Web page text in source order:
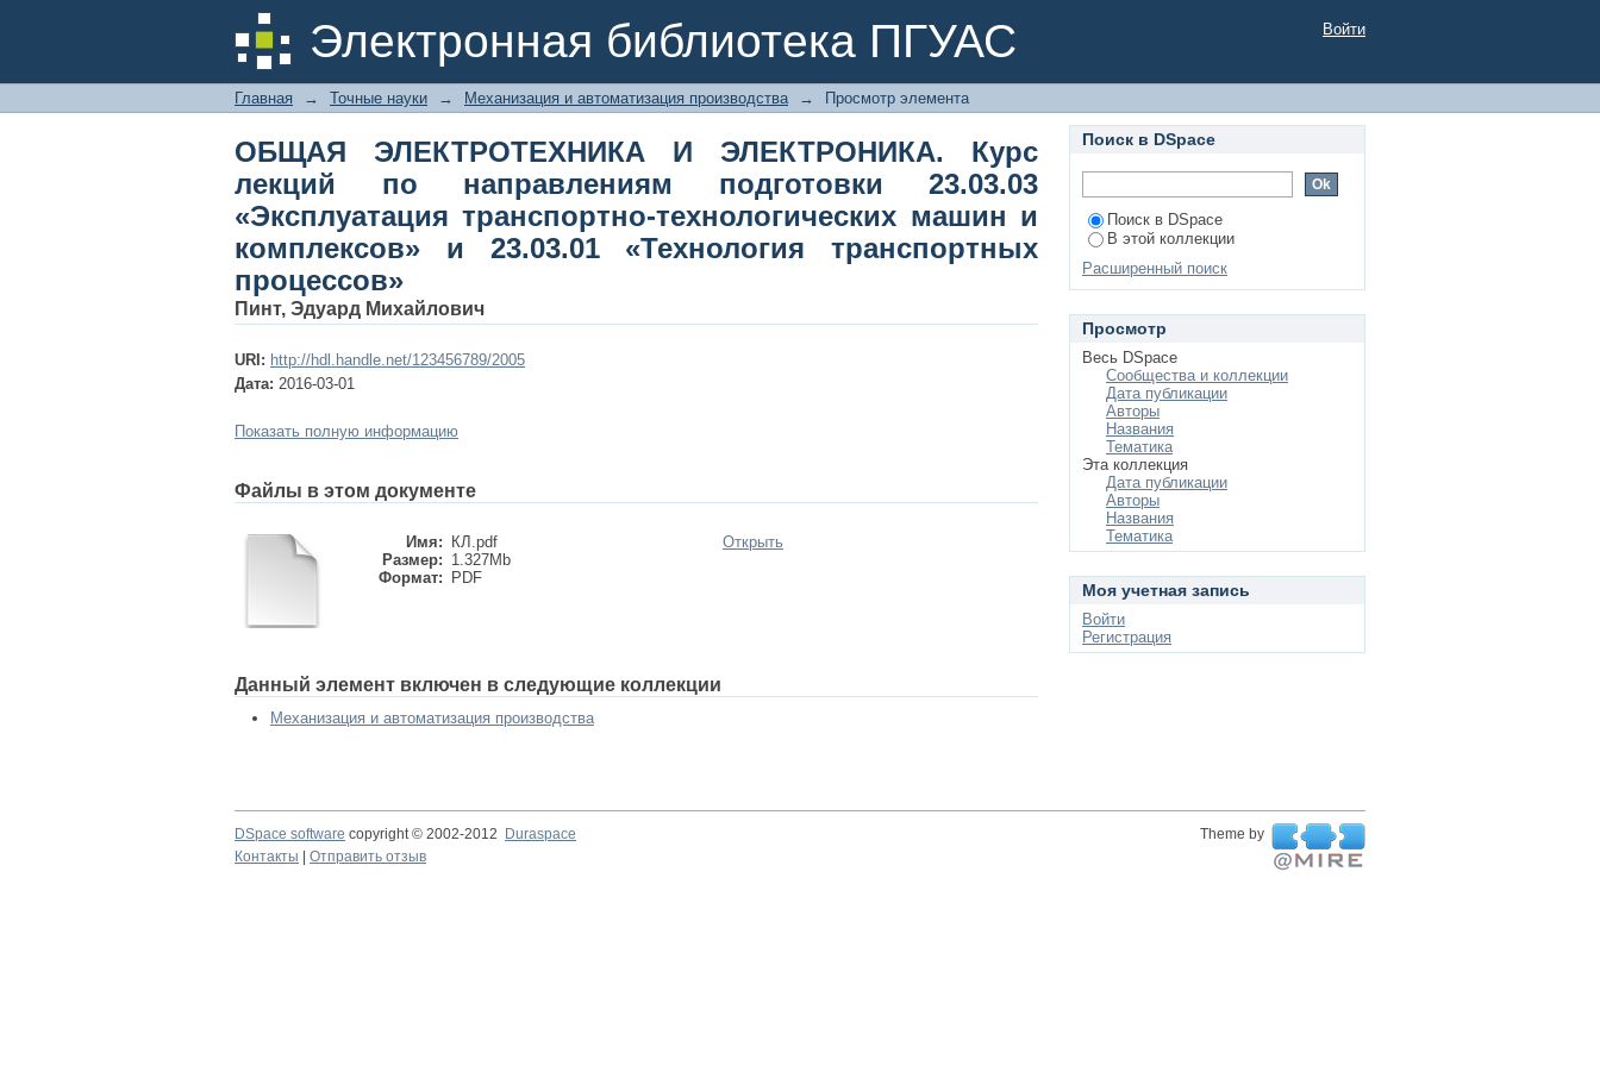
Электронная библиотека ПГУАС
ОБЩАЯ ЭЛЕКТРОТЕХНИКА И ЭЛЕКТРОНИКА. Курс лекций по направлениям
подготовки 23.03.03 «Эксплуатация транспортно-технологических машин и
комплексов» и 23.03.01 «Технология транспортных процессов»
Войти
Главная → Точные науки → Механизация и автоматизация производства → Просмотр элемента
ОБЩАЯ ЭЛЕКТРОТЕХНИКА И ЭЛЕКТРОНИКА. Курс
лекций по направлениям подготовки 23.03.03
«Эксплуатация транспортно-технологических машин и
комплексов» и 23.03.01 «Технология транспортных
процессов»
Пинт, Эдуард Михайлович
URI: http://hdl.handle.net/123456789/2005
Дата: 2016-03-01
Показать полную информацию
Файлы в этом документе
Имя:
КЛ.pdf
Размер: 1.327Mb
Формат:
PDF
Открыть
Данный элемент включен в следующие коллекции
Механизация и автоматизация производства
Поиск в DSpace
Поиск в DSpace
В этой коллекции
Расширенный поиск
Просмотр
Весь DSpace
Сообщества и коллекции
Дата публикации
Авторы
Названия
Тематика
Эта коллекция
Дата публикации
Авторы
Названия
Тематика
Моя учетная запись
Войти
Регистрация
DSpace software copyright © 2002-2012 Duraspace
Theme by
Контакты
Отправить отзыв